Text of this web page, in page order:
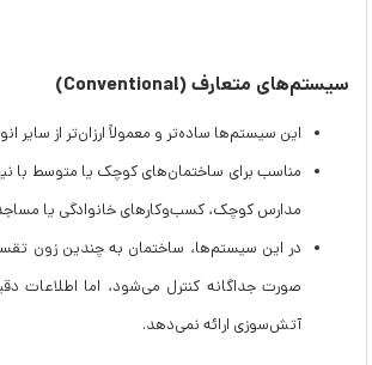
سیستم‌های متعارف (Conventional)
این سیستم‌ها ساده‌تر و معمولاً ارزان‌تر از سایر
مناسب برای ساختمان‌های کوچک یا متوسط با
مدارس کوچک، کسب‌وکارهای خانوادگی یا
در این سیستم‌ها، ساختمان به چندین زون
صورت جداگانه کنترل می‌شود، اما اطلاعات
آتش‌سوزی ارائه نمی‌دهد.